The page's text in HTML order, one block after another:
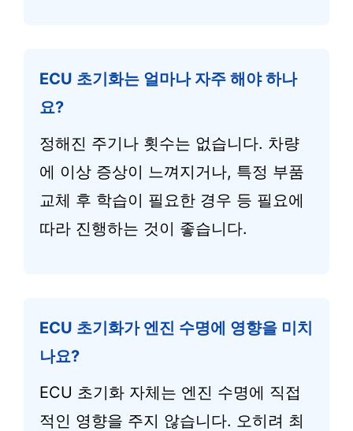
ECU 초기화는 얼마나 자주 해야 하나
요?
정해진 주기나 횟수는 없습니다. 차량
에 이상 증상이 느껴지거나, 특정 부품
교체 후 학습이 필요한 경우 등 필요에
따라 진행하는 것이 좋습니다.
ECU 초기화가 엔진 수명에 영향을 미치
나요?
ECU 초기화 자체는 엔진 수명에 직접
적인 영향을 주지 않습니다. 오히려 최